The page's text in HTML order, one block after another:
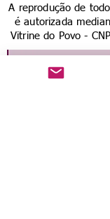
A reprodução de
é autorizada
Vitrine do Povo -